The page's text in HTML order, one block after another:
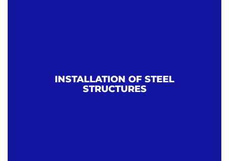
INSTALLATION OF STEEL
STRUCTURES